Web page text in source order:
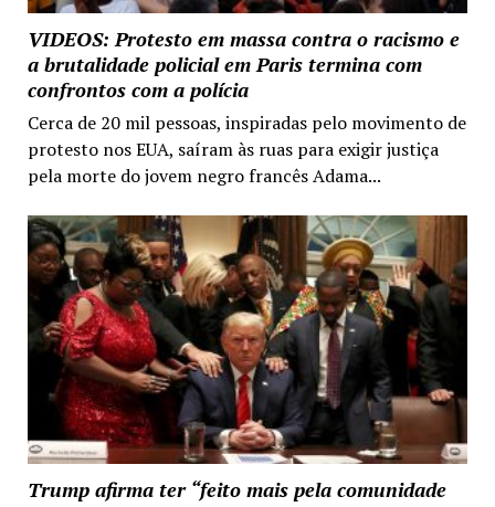
VIDEOS: Protesto em massa contra o racismo e
a brutalidade policial em Paris termina com
confrontos com a polícia
Cerca de 20 mil pessoas, inspiradas pelo movimento de
protesto nos EUA, saíram às ruas para exigir justiça
pela morte do jovem negro francês Adama...
Trump afirma ter “feito mais pela comunidade